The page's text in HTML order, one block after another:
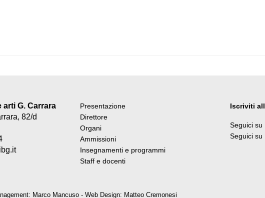
arti G. Carrara
82/d
Presentazione
Direttore
Organi
Ammissioni
Insegnamenti e programmi
Staff e docenti
Iscriviti
Seguici su
Seguici su
Marco Mancuso - Web Design: Matteo Cremonesi